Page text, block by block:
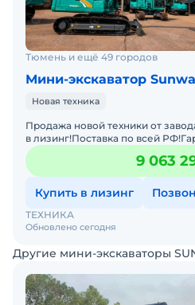
Тюмень и ещё 49 городов
Мини-экскаватор
Новая техника
Продажа новой техники от
в лизинг!Поставка по всей
производителя!Характеристики
кгСпособность пр
9 063
Купить в лизинг
Обновлено сегодня
ТЕХНИКА
Другие мини-экскаваторы